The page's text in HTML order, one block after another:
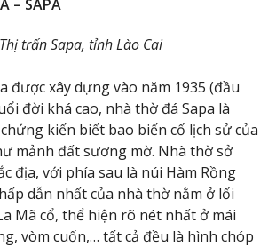
– SAPA
trấn Sapa, tỉnh Lào Cai
được xây dựng vào năm 1935 (đầu
đời khá cao, nhà thờ đá Sapa là
kiến biết bao biến cố lịch sử của
mảnh đất sương mờ. Nhà thờ sở
địa, với phía sau là núi Hàm Rồng
dẫn nhất của nhà thờ nằm ở lối
Mã cổ, thể hiện rõ nét nhất ở mái
vòm cuốn,… tất cả đều là hình chóp